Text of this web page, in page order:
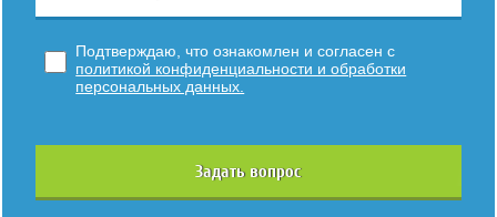
Подтверждаю, что ознакомлен и согласен с
политикой конфиденциальности и обработки
персональных данных.
Задать вопрос